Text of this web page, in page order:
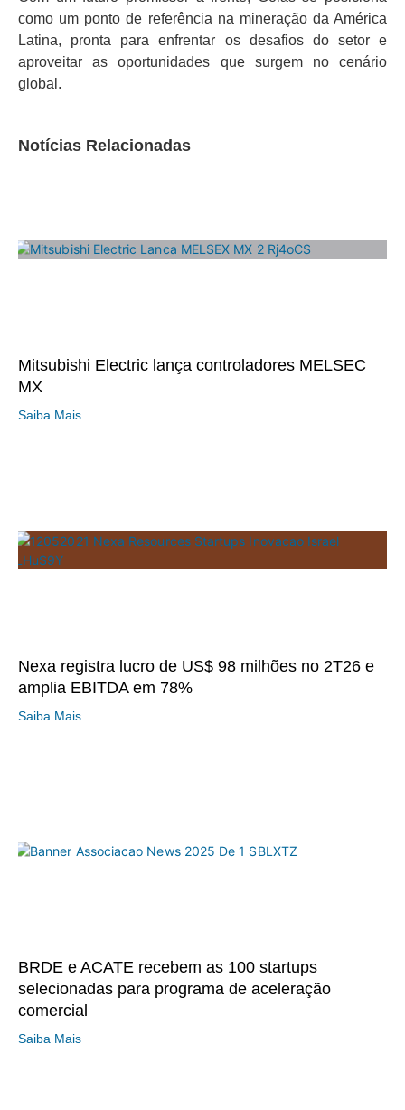
como um ponto de referência na mineração da América
Latina, pronta para enfrentar os desafios do setor e
aproveitar as oportunidades que surgem no cenário
global.
Notícias Relacionadas
Mitsubishi Electric lança controladores MELSEC
MX
Saiba Mais
Nexa registra lucro de US$ 98 milhões no 2T26 e
amplia EBITDA em 78%
Saiba Mais
BRDE e ACATE recebem as 100 startups
selecionadas para programa de aceleração
comercial
Saiba Mais